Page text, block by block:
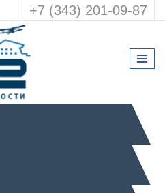
+7 (343) 201-09-87